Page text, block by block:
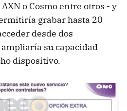
o Cosmo entre otros - y
grabar hasta 20
desde dos
su capacidad
dispositivo.